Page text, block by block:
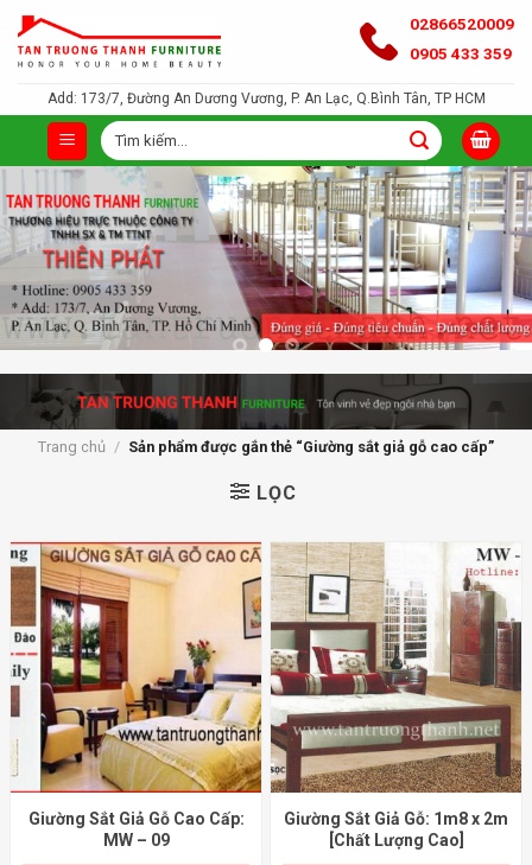
qua
nội
02866520009
0905 433 359
Add: 173/7, Đường An Dương Vương, P. An Lạc, Q.Bình Tân, TP HCM
Tìm
kiếm:
Trang chủ / Sản phẩm được gắn thẻ “Giường sắt giả gỗ cao cấp”
LỌC
Giường Sắt Giả Gỗ Cao Cấp:
MW – 09
Giường Sắt Giả Gỗ: 1m8 x 2m
[Chất Lượng Cao]